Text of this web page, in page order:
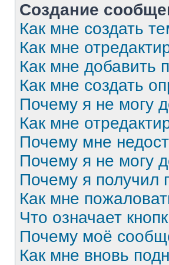
Создание
Как мне создать
Как мне
Как мне добавить
Как мне создать
Почему я не могу
Как мне
Почему мне
Почему я не могу
Почему я получил
Как мне
Что означает
Почему моё
Как мне вновь